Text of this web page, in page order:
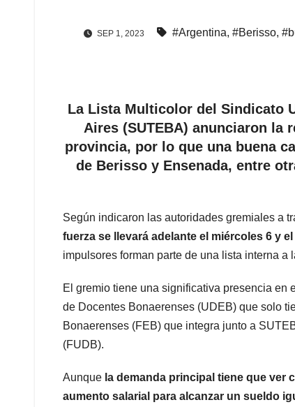
SEP 1, 2023 #Argentina, #Berisso,
La Lista Multicolor del Sindicato
Aires (SUTEBA) anunciaron la
provincia, por lo que una buena
de Berisso y Ensenada, entre
Según indicaron las autoridades gremiales a
fuerza se llevará adelante el miércoles 6 y
impulsores forman parte de una lista interna
El gremio tiene una significativa presencia en
de Docentes Bonaerenses (UDEB) que solo
Bonaerenses (FEB) que integra junto a
(FUDB).
Aunque la demanda principal tiene que ver
aumento salarial para alcanzar un sueldo